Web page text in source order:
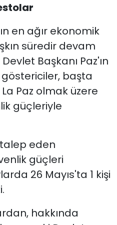
en ağır ekonomik
süredir devam
Başkanı Paz'ın
göstericiler, başta
Paz olmak üzere
güçleriyle
talep eden
güçleri
26 Mayıs'ta 1 kişi
hakkında